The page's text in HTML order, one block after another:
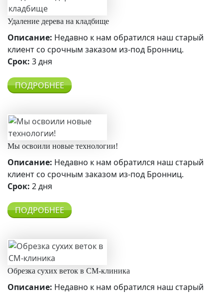
Удаление дерева на кладбище
Описание: Недавно к нам обратился наш старый
клиент со срочным заказом из-под Бронниц.
Срок: 3 дня
ПОДРОБНЕЕ
Мы освоили новые технологии!
Описание: Недавно к нам обратился наш старый
клиент со срочным заказом из-под Бронниц.
Срок: 2 дня
ПОДРОБНЕЕ
Обрезка сухих веток в СМ-клиника
Описание: Недавно к нам обратился наш старый